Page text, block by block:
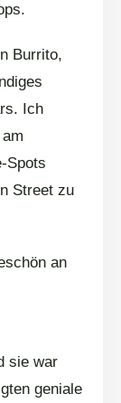
Burrito,
Ich
Spots
Street zu
an
sie war
geniale